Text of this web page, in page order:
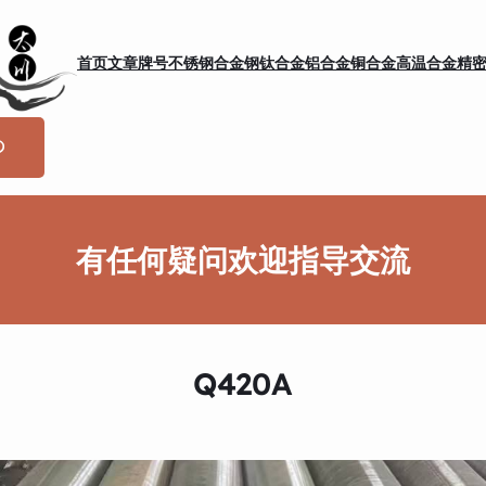
首页文章牌号不锈钢合金钢钛合金铝合金铜合金高温合金精
有任何疑问欢迎指导交流
Q420A